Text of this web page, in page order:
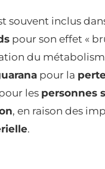
souvent inclus
pour son effet «
du
pour la
les personnes
, en raison des
.